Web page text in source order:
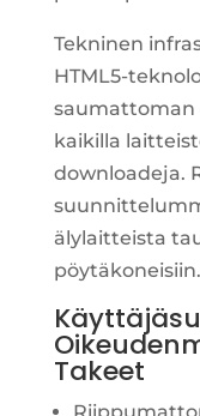
Tekninen
HTML5-
saumattoman
kaikilla
downloadeja.
älylaitteista
pöytäkoneisiin.
Takeet